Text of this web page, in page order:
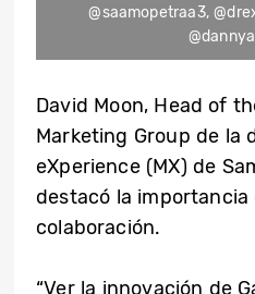
@saamopetraa3,
David Moon, Head of
Marketing Group de la
eXperience (MX) de
destacó la importancia
colaboración.
“Ver la innovación de